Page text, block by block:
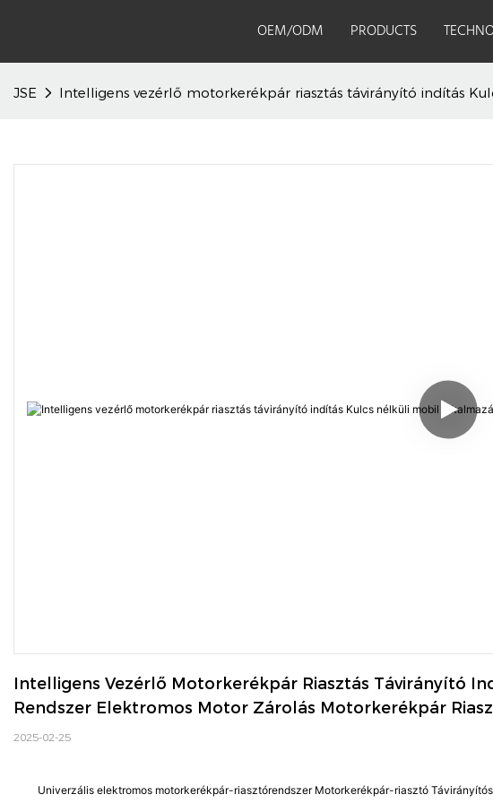
OEM/ODM PRODUCTS
JSE Intelligens vezérlő motorkerékpár riasztás távirányító indítás
Intelligens Vezérlő Motorkerékpár Riasztás Távirányító
Rendszer Elektromos Motor Zárolás Motorkerékpár
2025-02-25
Univerzális elektromos motorkerékpár-riasztórendszer Motorkerékpár-riasztó